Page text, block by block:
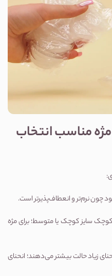
مناسب انتخاب
چون نرم‌تر و انعطاف‌پذیرتر است.
سایز کوچک یا متوسط؛ برای مژه
زیاد حالت بیشتر می‌دهند؛ انحنای